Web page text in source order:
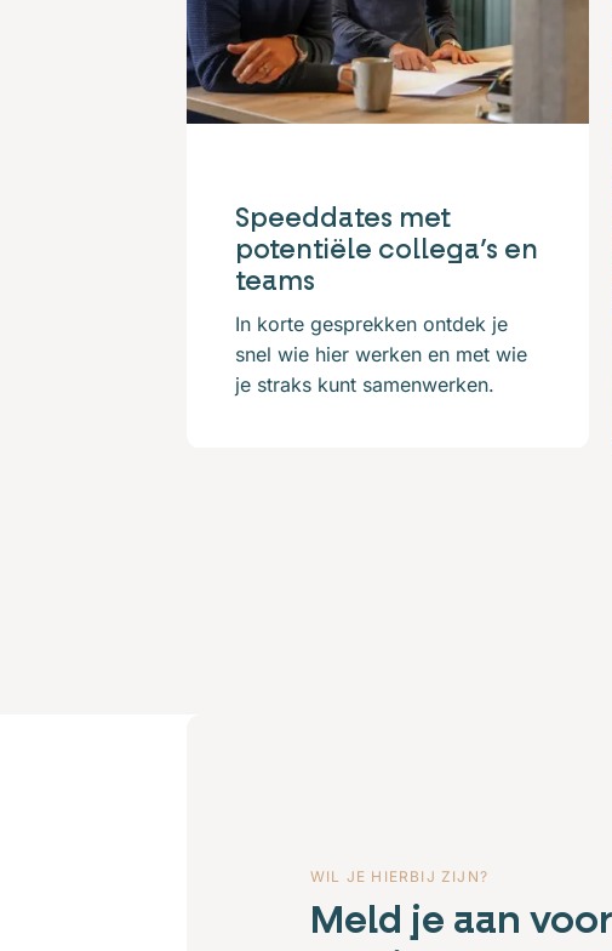
Speeddates met
potentiële collega’s en
teams
In korte gesprekken ontdek je
snel wie hier werken en met wie
je straks kunt samenwerken.
WIL JE HIERBIJ ZIJN?
Meld je aan